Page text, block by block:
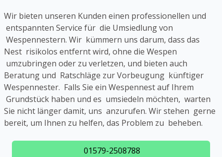
Wir bieten unseren Kunden einen professionellen und
entspannten Service für die Umsiedlung von
Wespennestern. Wir kümmern uns darum, dass das
Nest risikolos entfernt wird, ohne die Wespen
umzubringen oder zu verletzen, und bieten auch
Beratung und Ratschläge zur Vorbeugung künftiger
Wespennester. Falls Sie ein Wespennest auf Ihrem
Grundstück haben und es umsiedeln möchten, warten
Sie nicht länger damit, uns anzurufen. Wir stehen gerne
bereit, um Ihnen zu helfen, das Problem zu beheben.
01579-2508788